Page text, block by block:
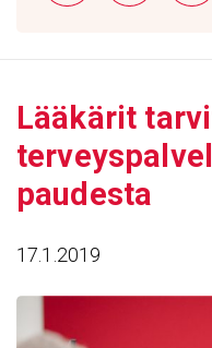
Lääkärit
pau­desta
17.1.2019